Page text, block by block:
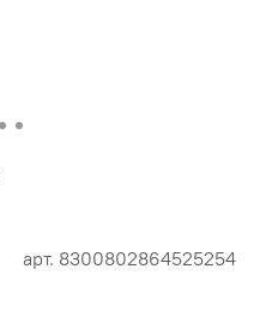
арт. 8300802864525254